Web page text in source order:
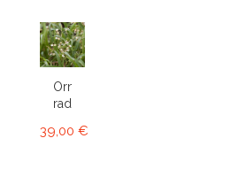
Ornithophora
radicans...
39,00 €